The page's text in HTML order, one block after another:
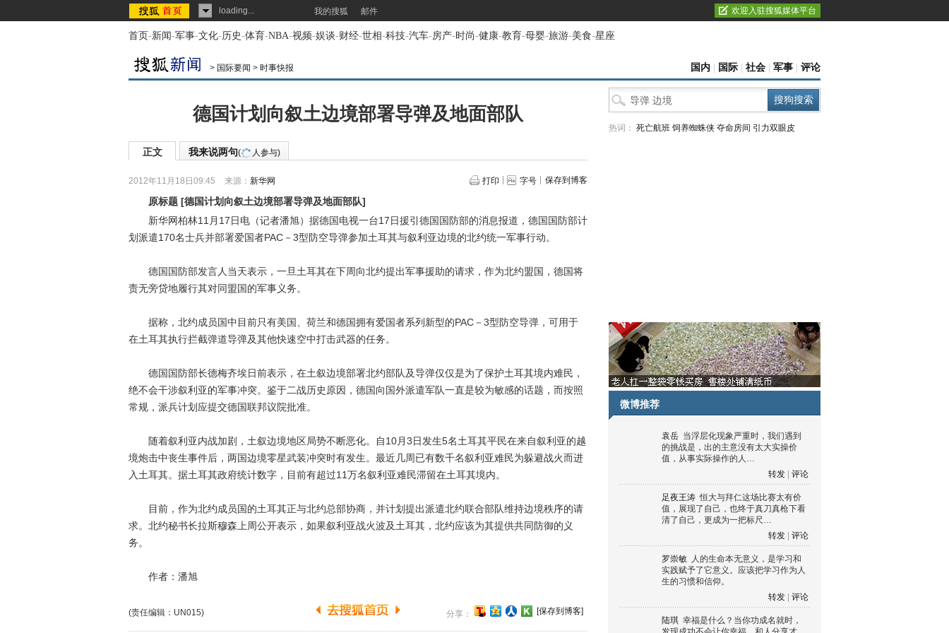
loading... 我的搜狐 邮件 欢迎入驻搜狐媒体平台
首页-新闻-军事-文化-历史-体育-NBA-视频-娱谈-财经-世相-科技-汽车-房产-时尚-健康-教育-母婴-旅游-美食-星座
> 国际要闻 > 时事快报 国内 国际 社会 军事 评论
德国计划向叙土边境部署导弹及地面部队
正文 我来说两句( 人参与)
2012年11月18日09:45 来源： 新华网 打印 字号 保存到博客
原标题 [德国计划向叙土边境部署导弹及地面部队]
新华网柏林11月17日电（记者潘旭）据德国电视一台17日援引德国国防部的消息报道，德国国防部计
划派遣170名士兵并部署爱国者PAC－3型防空导弹参加土耳其与叙利亚边境的北约统一军事行动。
德国国防部发言人当天表示，一旦土耳其在下周向北约提出军事援助的请求，作为北约盟国，德国将
责无旁贷地履行其对同盟国的军事义务。
据称，北约成员国中目前只有美国、荷兰和德国拥有爱国者系列新型的PAC－3型防空导弹，可用于
在土耳其执行拦截弹道导弹及其他快速空中打击武器的任务。
德国国防部长德梅齐埃日前表示，在土叙边境部署北约部队及导弹仅仅是为了保护土耳其境内难民，
绝不会干涉叙利亚的军事冲突。鉴于二战历史原因，德国向国外派遣军队一直是较为敏感的话题，而按照
常规，派兵计划应提交德国联邦议院批准。
随着叙利亚内战加剧，土叙边境地区局势不断恶化。自10月3日发生5名土耳其平民在来自叙利亚的越
境炮击中丧生事件后，两国边境零星武装冲突时有发生。最近几周已有数千名叙利亚难民为躲避战火而进
入土耳其。据土耳其政府统计数字，目前有超过11万名叙利亚难民滞留在土耳其境内。
目前，作为北约成员国的土耳其正与北约总部协商，并计划提出派遣北约联合部队维持边境秩序的请
求。北约秘书长拉斯穆森上周公开表示，如果叙利亚战火波及土耳其，北约应该为其提供共同防御的义
务。
作者：潘旭
(责任编辑：UN015) 分享： [保存到博客]
热词： 死亡航班 饲养蜘蛛侠 夺命房间 引力双眼皮
微博推荐
袁岳 当浮层化现象严重时，我们遇到
的挑战是，出的主意没有太大实操价
值，从事实际操作的人…
转发
评论
足夜王涛 恒大与拜仁这场比赛太有价
值，展现了自己，也终于真刀真枪下看
清了自己，更成为一把标尺…
转发
评论
罗崇敏 人的生命本无意义，是学习和
实践赋予了它意义。应该把学习作为人
生的习惯和信仰。
转发
评论
陆琪 幸福是什么？当你功成名就时，